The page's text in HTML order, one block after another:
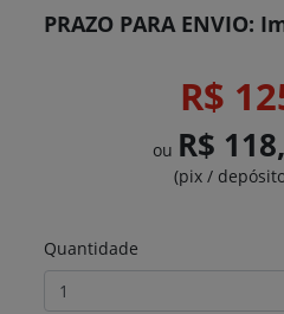
PRAZO PARA ENVIO:
R$
ou R$
(pix /
Quantidade